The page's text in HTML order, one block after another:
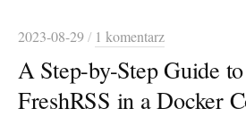
2023-08-29/ 1 komentarz
A Step-by-Step Guide
FreshRSS in a Docker